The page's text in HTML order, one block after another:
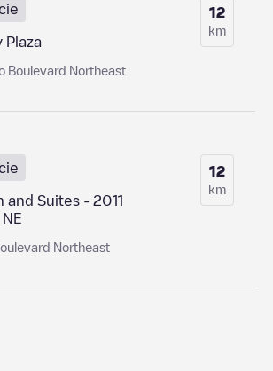
Plaza
Boulevard Northeast
12
km
and Suites - 2011
Northeast
12
km